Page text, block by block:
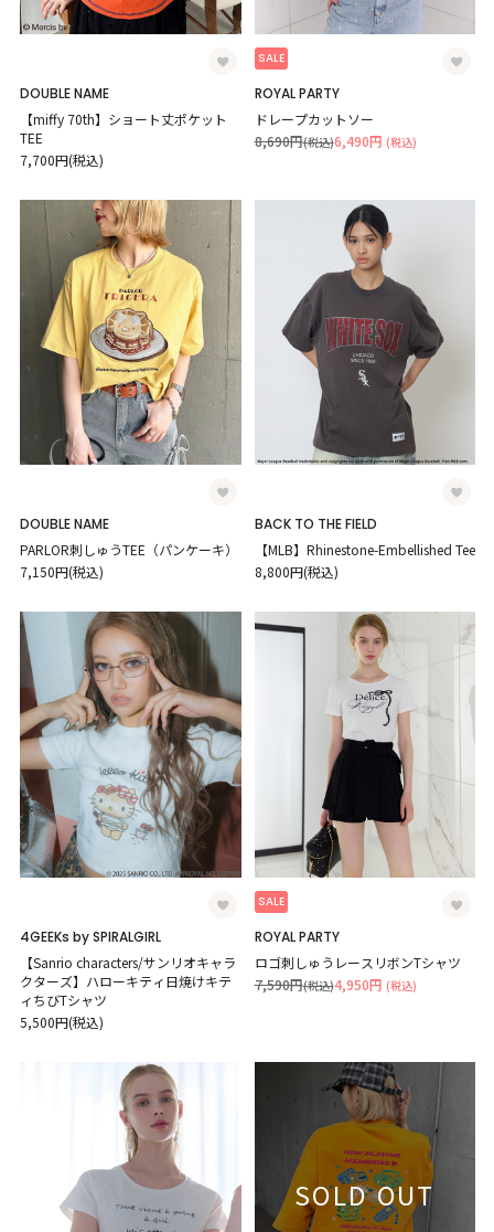
DOUBLE NAME
【miffy 70th】ショート丈ポケット
TEE
7,700円(税込)
SALE
ROYAL PARTY
ドレープカットソー
6,490円 (税込)
8,690円(税込)
DOUBLE NAME
PARLOR刺しゅうTEE（パンケーキ）
7,150円(税込)
BACK TO THE FIELD
【MLB】Rhinestone-Embellished Tee
8,800円(税込)
4GEEKs by SPIRALGIRL
【Sanrio characters/サンリオキャラ
クターズ】ハローキティ日焼けキテ
ィちびTシャツ
5,500円(税込)
SALE
ROYAL PARTY
ロゴ刺しゅうレースリボンTシャツ
4,950円 (税込)
7,590円(税込)
SOLD OUT